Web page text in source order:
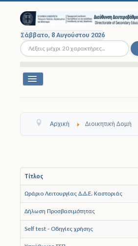
Σάββατο, 8 Αυγούστου 2026
Αναζήτηση...
Εναλλαγή
Μαθητές
Σχολικές Εκδρομές
Άδειες
Αρχική Διοικητική Δομή
Τίτλος
Ωράριο Λειτουργίας Δ.Δ.Ε. Καστοριάς
Δήλωση Προσβασιμότητας
Self test - Οδηγίες χρήσης